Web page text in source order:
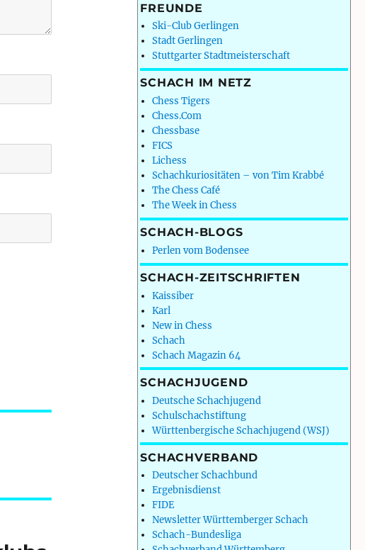
FREUNDE
Ski-Club Gerlingen
Stadt Gerlingen
Stuttgarter Stadtmeisterschaft
SCHACH IM NETZ
Chess Tigers
Chess.Com
Chessbase
FICS
Lichess
Schachkuriositäten – von Tim Krabbé
The Chess Café
The Week in Chess
SCHACH-BLOGS
Perlen vom Bodensee
SCHACH-ZEITSCHRIFTEN
Kaissiber
Karl
New in Chess
Schach
Schach Magazin 64
SCHACHJUGEND
Deutsche Schachjugend
Schulschachstiftung
Württenbergische Schachjugend (WSJ)
SCHACHVERBAND
Deutscher Schachbund
Ergebnisdienst
FIDE
Newsletter Württemberger Schach
Schach-Bundesliga